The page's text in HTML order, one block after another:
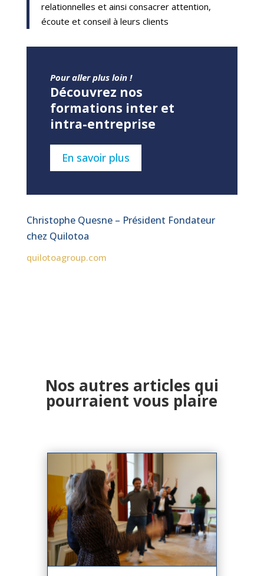
relationnelles et ainsi consacrer attention,
écoute et conseil à leurs clients
Pour aller plus loin !
Découvrez nos
formations inter et
intra-entreprise
En savoir plus
Christophe Quesne – Président Fondateur
chez Quilotoa
quilotoagroup.com
Nos autres articles qui
pourraient vous plaire